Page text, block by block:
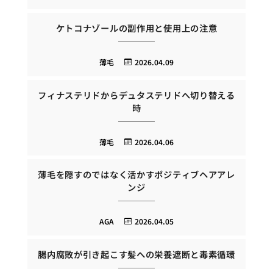
ケトコナゾールの副作用と使用上の注意
2026.04.09
薄毛
フィナステリドからデュタステリドへ切り替える
時
2026.04.06
薄毛
薄毛を隠すのではなく活かすポジティブヘアアレ
ンジ
2026.04.05
AGA
腸内腐敗が引き起こす髪への栄養遮断と毒素循環